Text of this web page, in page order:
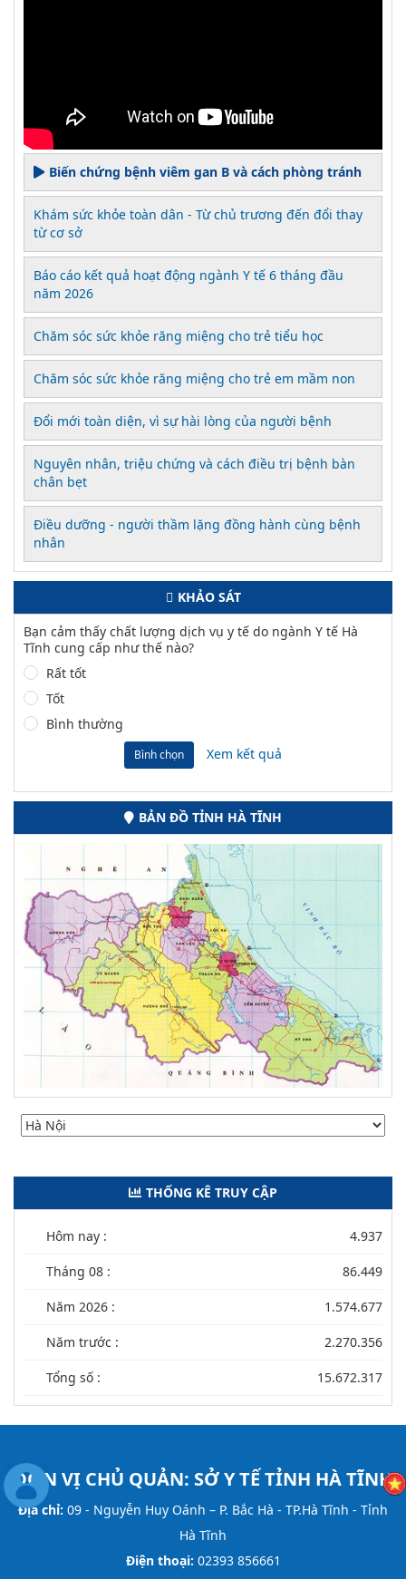
Biến chứng bệnh viêm gan B và cách phòng tránh
Khám sức khỏe toàn dân - Từ chủ trương đến đổi thay
từ cơ sở
Báo cáo kết quả hoạt động ngành Y tế 6 tháng đầu
năm 2026
Chăm sóc sức khỏe răng miệng cho trẻ tiểu học
Chăm sóc sức khỏe răng miệng cho trẻ em mầm non
Đổi mới toàn diện, vì sự hài lòng của người bệnh
Nguyên nhân, triệu chứng và cách điều trị bệnh bàn
chân bẹt
Điều dưỡng - người thầm lặng đồng hành cùng bệnh
nhân
KHẢO SÁT
Bạn cảm thấy chất lượng dịch vụ y tế do ngành Y tế Hà
Tĩnh cung cấp như thế nào?
Rất tốt
Tốt
Bình thường
Bình chọn Xem kết quả
BẢN ĐỒ TỈNH HÀ TĨNH
THỐNG KÊ TRUY CẬP
Hôm nay : 4.937
Tháng 08 : 86.449
Năm 2026 : 1.574.677
Năm trước : 2.270.356
Tổng số : 15.672.317
ĐƠN VỊ CHỦ QUẢN: SỞ Y TẾ TỈNH HÀ TĨNH
Địa chỉ: 09 - Nguyễn Huy Oánh – P. Bắc Hà - TP.Hà Tĩnh - Tỉnh
Hà Tĩnh
Điện thoại: 02393 856661